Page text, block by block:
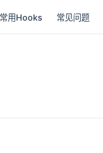
用Hooks 常见问题